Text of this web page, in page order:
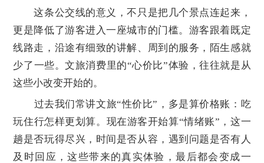
这条公交线的意义，不只是把几个景点连起来，
更是降低了游客进入一座城市的门槛。游客跟着既定
线路走，沿途有细致的讲解、周到的服务，陌生感就
少了一些。文旅消费里的“心价比”体验，往往就是从
这些小改变开始的。
过去我们常讲文旅“性价比”，多是算价格账：吃
玩住行怎样更划算。现在游客开始算“情绪账”，这一
趟是否玩得尽兴，时间是否从容，遇到问题是否有人
及时回应，这些带来的真实体验，最后都会变成一